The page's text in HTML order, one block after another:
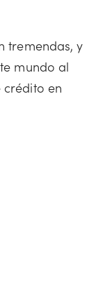
tremendas, y
mundo al
en